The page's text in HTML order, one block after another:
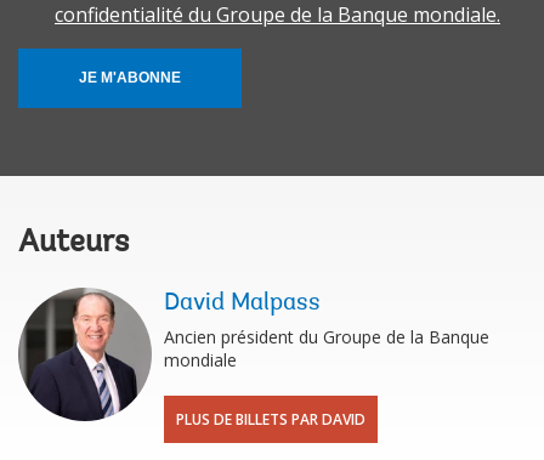
confidentialité du Groupe de la Banque mondiale.
JE M'ABONNE
Auteurs
David Malpass
Ancien président du Groupe de la Banque
mondiale
PLUS DE BILLETS PAR DAVID